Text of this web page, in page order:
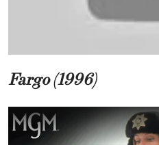
Fargo (1996)